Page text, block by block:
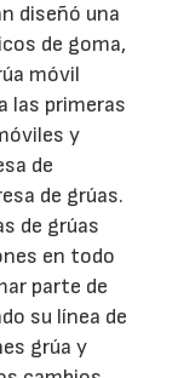
diseñó una
de goma,
móvil
las primeras
y
de
de grúas.
de grúas
en todo
parte de
su línea de
grúa y